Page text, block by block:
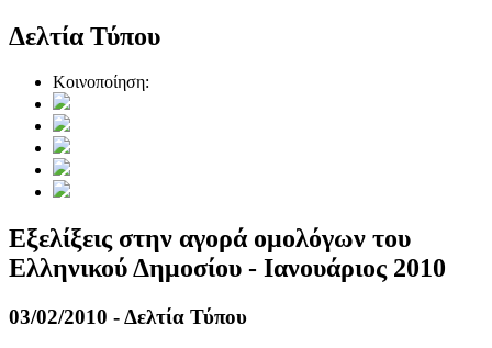
Δελτία Τύπου
Κοινοποίηση:
Εξελίξεις στην αγορά ομολόγων του
Ελληνικού Δημοσίου - Ιανουάριος 2010
03/02/2010 - Δελτία Τύπου